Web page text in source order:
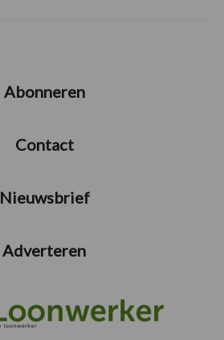
Abonneren
Contact
Nieuwsbrief
Adverteren